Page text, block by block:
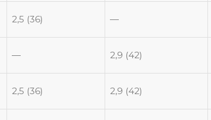
2,5 (36) —
— 2,9 (42)
2,5 (36) 2,9 (42)